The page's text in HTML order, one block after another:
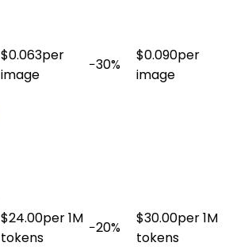
$0.063per
image
−30%
$0.090per
image
$24.00per 1M
tokens
−20%
$30.00per 1M
tokens